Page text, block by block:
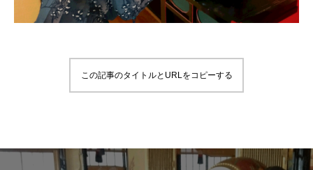
この記事のタイトルとURLをコピーする